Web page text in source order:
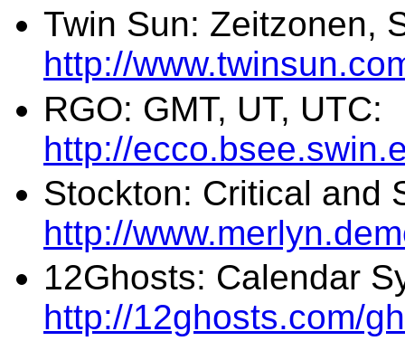
Twin Sun: Zeitzonen,
http://
RGO: GMT, UT, UTC:
http://
Stockton: Critical and
http://
12Ghosts: Calendar
http://12ghosts.com/